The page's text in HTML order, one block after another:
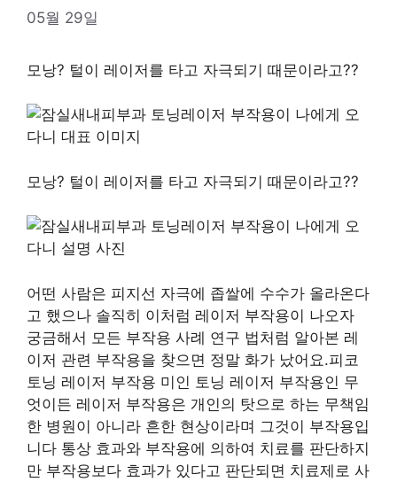
05월 29일
모낭? 털이 레이저를 타고 자극되기 때문이라고??
모낭? 털이 레이저를 타고 자극되기 때문이라고??
어떤 사람은 피지선 자극에 좁쌀에 수수가 올라온다
고 했으나 솔직히 이처럼 레이저 부작용이 나오자
궁금해서 모든 부작용 사례 연구 법처럼 알아본 레
이저 관련 부작용을 찾으면 정말 화가 났어요.피코
토닝 레이저 부작용 미인 토닝 레이저 부작용인 무
엇이든 레이저 부작용은 개인의 탓으로 하는 무책임
한 병원이 아니라 흔한 현상이라며 그것이 부작용입
니다 통상 효과와 부작용에 의하여 치료를 판단하지
만 부작용보다 효과가 있다고 판단되면 치료제로 사